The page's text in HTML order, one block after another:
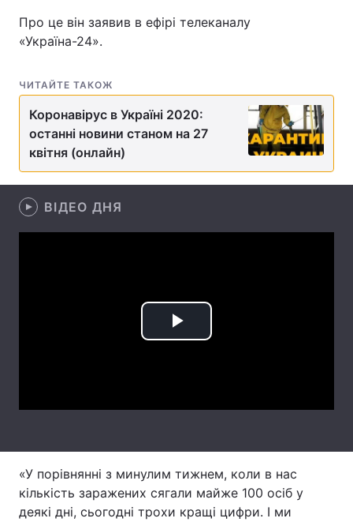
Спорт
Зброя Інциденти
Здоров'я
Екологія
Думки
Про це він заявив в ефірі телеканалу
«Україна-24».
ЧИТАЙТЕ ТАКОЖ
Коронавірус в Україні 2020:
останні новини станом на 27
квітня (онлайн)
ВІДЕО ДНЯ
Play
«У порівнянні з минулим тижнем, коли в нас
кількість заражених сягали майже 100 осіб у
деякі дні, сьогодні трохи кращі цифри. І ми